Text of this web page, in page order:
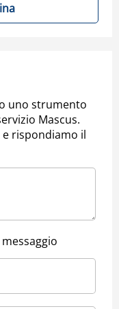
uno strumento
Mascus.
rispondiamo il